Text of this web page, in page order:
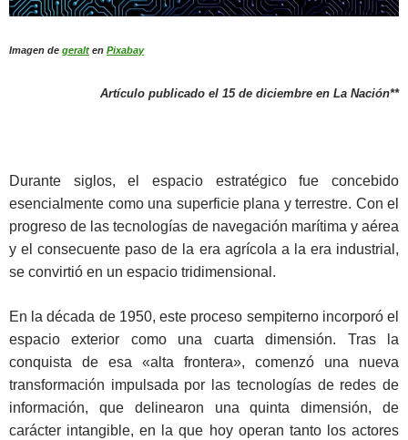
Imagen de geralt en Pixabay
Artículo publicado el 15 de diciembre en La Nación**
Durante siglos, el espacio estratégico fue concebido
esencialmente como una superficie plana y terrestre. Con el
progreso de las tecnologías de navegación marítima y aérea
y el consecuente paso de la era agrícola a la era industrial,
se convirtió en un espacio tridimensional.
En la década de 1950, este proceso sempiterno incorporó el
espacio exterior como una cuarta dimensión. Tras la
conquista de esa «alta frontera», comenzó una nueva
transformación impulsada por las tecnologías de redes de
información, que delinearon una quinta dimensión, de
carácter intangible, en la que hoy operan tanto los actores